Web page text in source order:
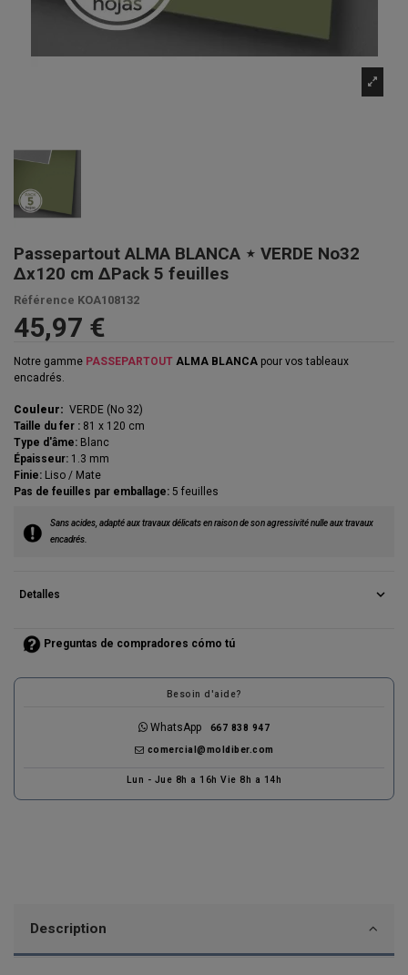
Passepartout ALMA BLANCA ⋆ VERDE No32
Δx120 cm ΔPack 5 feuilles
Référence KOA108132
45,97 €
Notre gamme PASSEPARTOUT ALMA BLANCA pour vos tableaux
encadrés.
Couleur: VERDE (No 32)
Taille du fer : 81 x 120 cm
Type d'âme: Blanc
Épaisseur: 1.3 mm
Finie: Liso / Mate
Pas de feuilles par emballage: 5 feuilles
Sans acides, adapté aux travaux délicats en raison de son agressivité nulle aux travaux
encadrés.
Detalles expand_more
Preguntas de compradores cómo tú
Besoin d'aide?
WhatsApp 667 838 947
comercial@moldiber.com
Lun - Jue 8h a 16h Vie 8h a 14h
Description